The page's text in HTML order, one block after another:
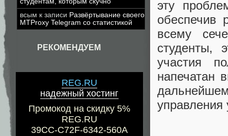
всым к записи Развёртывание своего
MTProxy Telegram со статистикой
РЕКОМЕНДУЕМ
REG.RU
надежный хостинг
Промокод на скидку 5%
REG.RU
39CC-C72F-6342-560A
эту
обеспечив
всему
студенты,
участия
напечатан